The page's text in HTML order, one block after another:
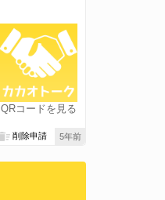
QRコードを見る
5年前
削除申請